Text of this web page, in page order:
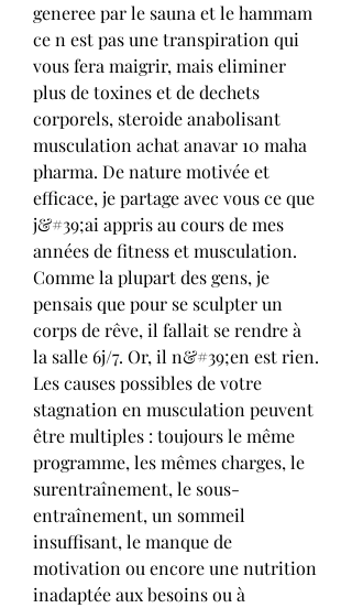
generee par le sauna et le hammam
ce n est pas une transpiration qui
vous fera maigrir, mais eliminer
plus de toxines et de dechets
corporels, steroide anabolisant
musculation achat anavar 10 maha
pharma. De nature motivée et
efficace, je partage avec vous ce que
j&#39;ai appris au cours de mes
années de fitness et musculation.
Comme la plupart des gens, je
pensais que pour se sculpter un
corps de rêve, il fallait se rendre à
la salle 6j/7. Or, il n&#39;en est rien.
Les causes possibles de votre
stagnation en musculation peuvent
être multiples : toujours le même
programme, les mêmes charges, le
surentraînement, le sous-
entraînement, un sommeil
insuffisant, le manque de
motivation ou encore une nutrition
inadaptée aux besoins ou à